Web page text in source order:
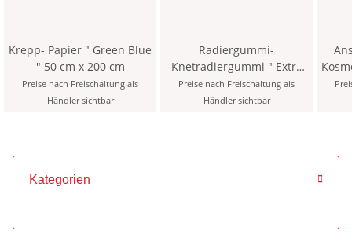
Krepp- Papier " Green Blue
" 50 cm x 200 cm
Preise nach Freischaltung als
Händler sichtbar
Radiergummi-
Knetradiergummi " Extra
Soft " , im 18er Pack
Preise nach Freischaltung als
Händler sichtbar
8
Kategorien